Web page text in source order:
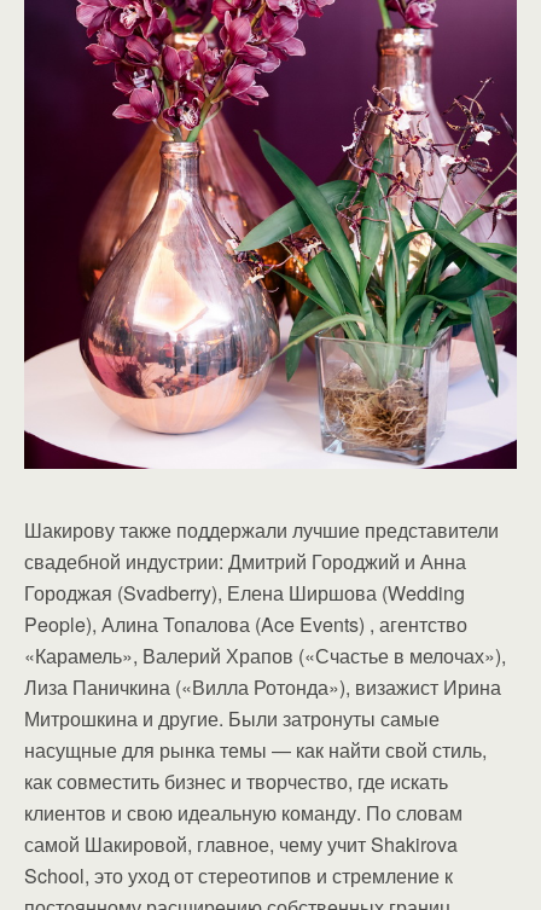
Шакирову также поддержали лучшие представители
свадебной индустрии: Дмитрий Городжий и Анна
Городжая (Svadberry), Елена Ширшова (Wedding
People), Алина Топалова (Ace Events) , агентство
«Карамель», Валерий Храпов («Счастье в мелочах»),
Лиза Паничкина («Вилла Ротонда»), визажист Ирина
Митрошкина и другие. Были затронуты самые
насущные для рынка темы — как найти свой стиль,
как совместить бизнес и творчество, где искать
клиентов и свою идеальную команду. По словам
самой Шакировой, главное, чему учит Shakirova
School, это уход от стереотипов и стремление к